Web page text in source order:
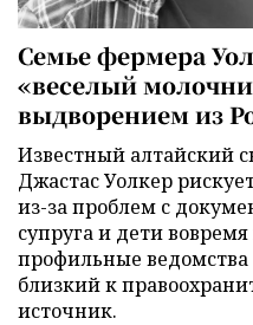
Семье фермера
«веселый
выдворением из
Известный алтайский
Джастас Уолкер
из-за проблем с
супруга и дети
профильные
близкий к
источник.